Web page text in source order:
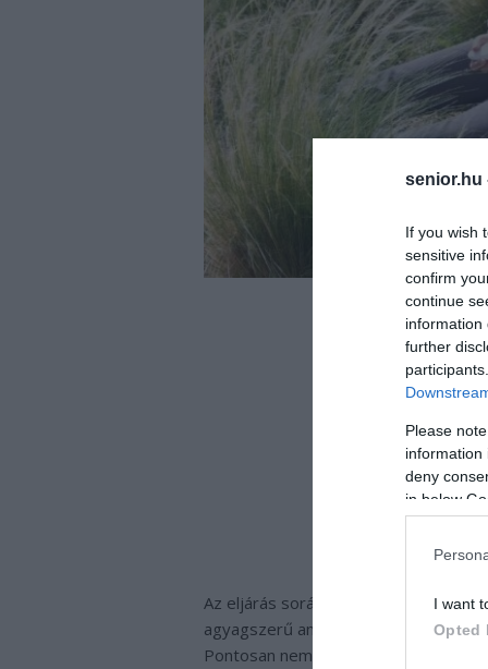
senior.hu
If you wish
sensitive
confirm
continue
information
further
Please
information
deny
in below
I want
Opted
Az eljárás során a hamvakat nagyon
agyagszerű anyagot kapnak. Ezt
Pontosan nem tudni, hogy miért, de